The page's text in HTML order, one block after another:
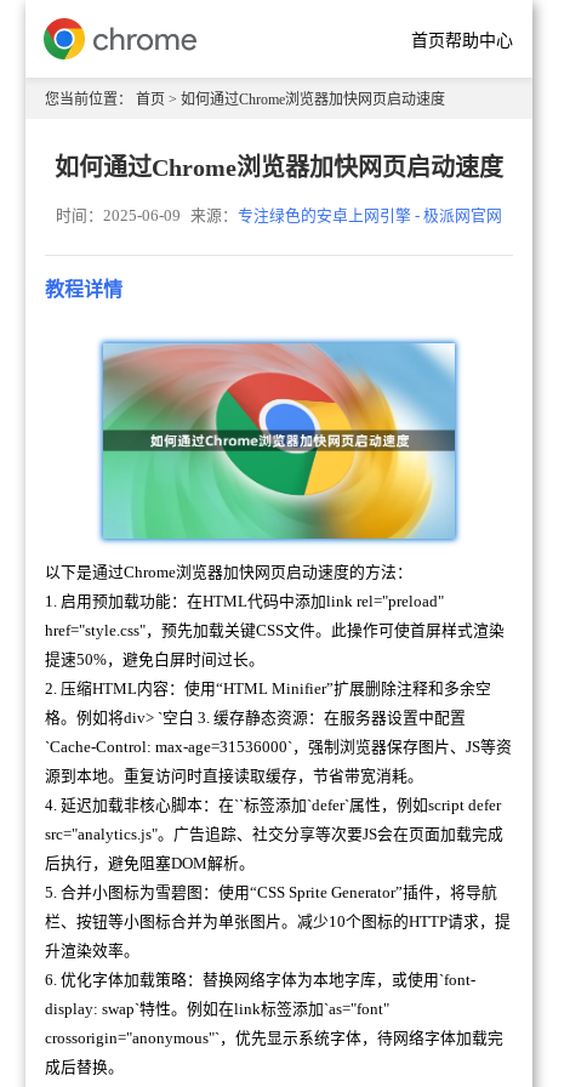
首页帮助中心
您当前位置： 首页 > 如何通过Chrome浏览器加快网页启动速度
如何通过Chrome浏览器加快网页启动速度
时间：2025-06-09 来源：专注绿色的安卓上网引擎 - 极派网官网
教程详情
以下是通过Chrome浏览器加快网页启动速度的方法：
1. 启用预加载功能：在HTML代码中添加link rel="preload"
href="style.css"，预先加载关键CSS文件。此操作可使首屏样式渲染
提速50%，避免白屏时间过长。
2. 压缩HTML内容：使用“HTML Minifier”扩展删除注释和多余空
格。例如将div> `空白 3. 缓存静态资源：在服务器设置中配置
`Cache-Control: max-age=31536000`，强制浏览器保存图片、JS等资
源到本地。重复访问时直接读取缓存，节省带宽消耗。
4. 延迟加载非核心脚本：在``标签添加`defer`属性，例如script defer
src="analytics.js"。广告追踪、社交分享等次要JS会在页面加载完成
后执行，避免阻塞DOM解析。
5. 合并小图标为雪碧图：使用“CSS Sprite Generator”插件，将导航
栏、按钮等小图标合并为单张图片。减少10个图标的HTTP请求，提
升渲染效率。
6. 优化字体加载策略：替换网络字体为本地字库，或使用`font-
display: swap`特性。例如在link标签添加`as="font"
crossorigin="anonymous"`，优先显示系统字体，待网络字体加载完
成后替换。